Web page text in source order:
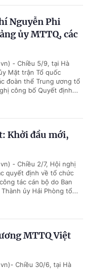
Nguyễn Phi
ủy MTTQ, các
- Chiều 5/9, tại Hà
Mặt trận Tổ quốc
đoàn thể Trung ương tổ
công bố Quyết định...
Khởi đầu mới,
- Chiều 2/7, Hội nghị
quyết định về tổ chức
tác cán bộ do Ban
ủy Hải Phòng tổ...
MTTQ Việt
Chiều 30/6, tại Hà